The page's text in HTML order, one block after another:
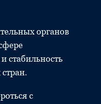
органов
стабильность
с